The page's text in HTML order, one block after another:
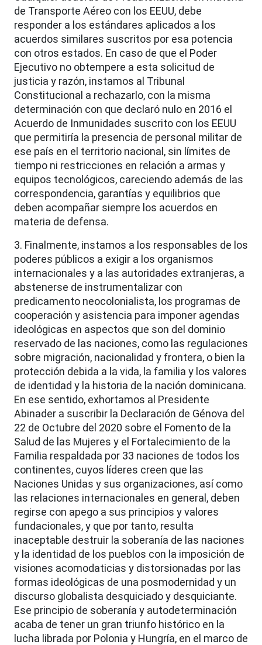
de Transporte Aéreo con los EEUU, debe
responder a los estándares aplicados a los
acuerdos similares suscritos por esa potencia
con otros estados. En caso de que el Poder
Ejecutivo no obtempere a esta solicitud de
justicia y razón, instamos al Tribunal
Constitucional a rechazarlo, con la misma
determinación con que declaró nulo en 2016 el
Acuerdo de Inmunidades suscrito con los EEUU
que permitiría la presencia de personal militar de
ese país en el territorio nacional, sin límites de
tiempo ni restricciones en relación a armas y
equipos tecnológicos, careciendo además de las
correspondencia, garantías y equilibrios que
deben acompañar siempre los acuerdos en
materia de defensa.
3. Finalmente, instamos a los responsables de los
poderes públicos a exigir a los organismos
internacionales y a las autoridades extranjeras, a
abstenerse de instrumentalizar con
predicamento neocolonialista, los programas de
cooperación y asistencia para imponer agendas
ideológicas en aspectos que son del dominio
reservado de las naciones, como las regulaciones
sobre migración, nacionalidad y frontera, o bien la
protección debida a la vida, la familia y los valores
de identidad y la historia de la nación dominicana.
En ese sentido, exhortamos al Presidente
Abinader a suscribir la Declaración de Génova del
22 de Octubre del 2020 sobre el Fomento de la
Salud de las Mujeres y el Fortalecimiento de la
Familia respaldada por 33 naciones de todos los
continentes, cuyos líderes creen que las
Naciones Unidas y sus organizaciones, así como
las relaciones internacionales en general, deben
regirse con apego a sus principios y valores
fundacionales, y que por tanto, resulta
inaceptable destruir la soberanía de las naciones
y la identidad de los pueblos con la imposición de
visiones acomodaticias y distorsionadas por las
formas ideológicas de una posmodernidad y un
discurso globalista desquiciado y desquiciante.
Ese principio de soberanía y autodeterminación
acaba de tener un gran triunfo histórico en la
lucha librada por Polonia y Hungría, en el marco de